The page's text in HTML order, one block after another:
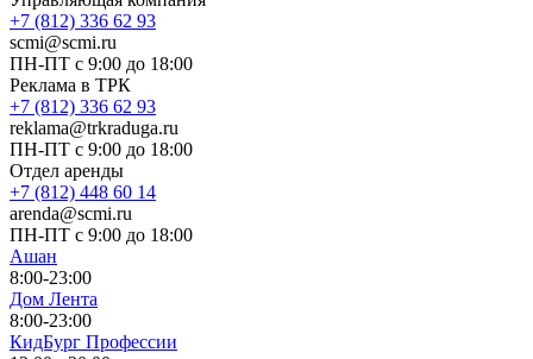
+7 (812) 336 62 93
scmi@scmi.ru
ПН-ПТ с 9:00 до 18:00
Реклама в ТРК
+7 (812) 336 62 93
reklama@trkraduga.ru
ПН-ПТ с 9:00 до 18:00
Отдел аренды
+7 (812) 448 60 14
arenda@scmi.ru
ПН-ПТ с 9:00 до 18:00
Ашан
8:00-23:00
Дом Лента
8:00-23:00
КидБург Профессии